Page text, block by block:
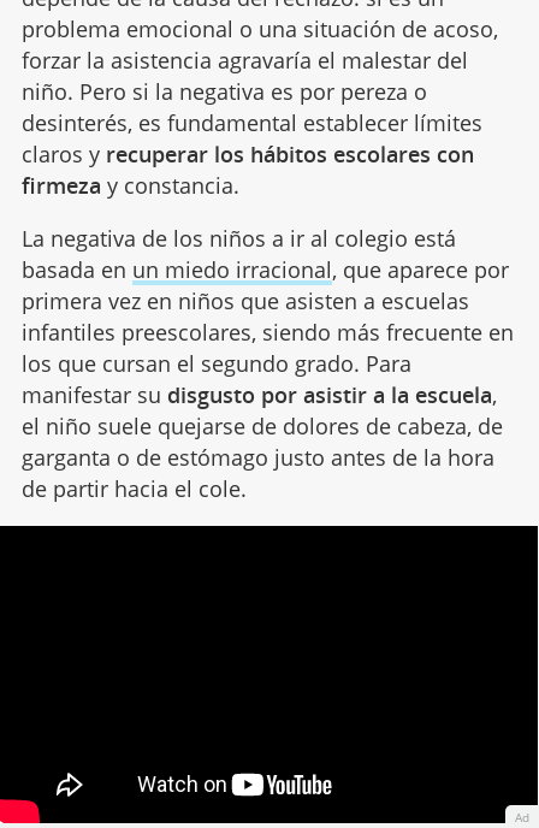
problema emocional o una situación de acoso,
forzar la asistencia agravaría el malestar del
niño. Pero si la negativa es por pereza o
desinterés, es fundamental establecer límites
claros y recuperar los hábitos escolares con
firmeza y constancia.
La negativa de los niños a ir al colegio está
basada en un miedo irracional, que aparece por
primera vez en niños que asisten a escuelas
infantiles preescolares, siendo más frecuente en
los que cursan el segundo grado. Para
manifestar su disgusto por asistir a la escuela,
el niño suele quejarse de dolores de cabeza, de
garganta o de estómago justo antes de la hora
de partir hacia el cole.
Ad